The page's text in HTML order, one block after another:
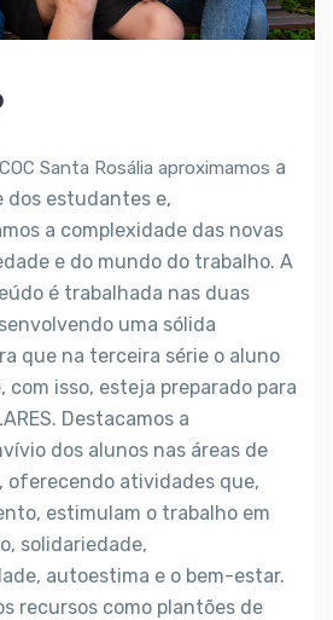
Santa Rosália aproximamos a
dos estudantes e,
a complexidade das novas
e do mundo do trabalho. A
é trabalhada nas duas
uma sólida
que na terceira série o aluno
com isso, esteja preparado para
Destacamos a
dos alunos nas áreas de
oferecendo atividades que,
estimulam o trabalho em
solidariedade,
autoestima e o bem-estar.
recursos como plantões de